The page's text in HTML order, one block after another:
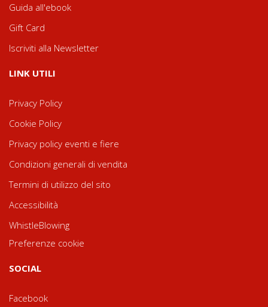
Guida all'ebook
Gift Card
Iscriviti alla Newsletter
LINK UTILI
Privacy Policy
Cookie Policy
Privacy policy eventi e fiere
Condizioni generali di vendita
Termini di utilizzo del sito
Accessibilità
WhistleBlowing
Preferenze cookie
SOCIAL
Facebook